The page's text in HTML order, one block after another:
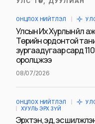
ОНЦЛОХ НИЙТЛЭЛ
Улсын Их Хурлын үйл
Төрийн ордонтой
зургаадугаар сард
оролцжээ
08/07/2026
ОНЦЛОХ НИЙТЛЭЛ
ХУУЛЬ ЭРХ ЗҮЙ
Эрхтэн, эд, эс